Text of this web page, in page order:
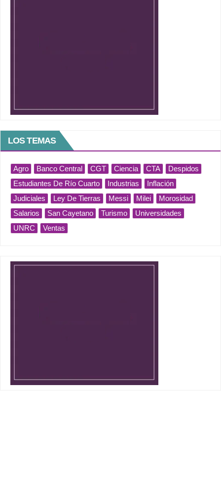
LOS TEMAS
Agro Banco Central CGT Ciencia CTA
Despidos
Estudiantes De Río Cuarto
Industrias
Inflación
Judiciales
Ley De Tierras Messi Milei
Morosidad
Salarios
San Cayetano Turismo
Universidades
UNRC
Ventas